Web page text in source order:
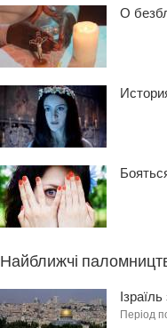
О
Найближчі
Період